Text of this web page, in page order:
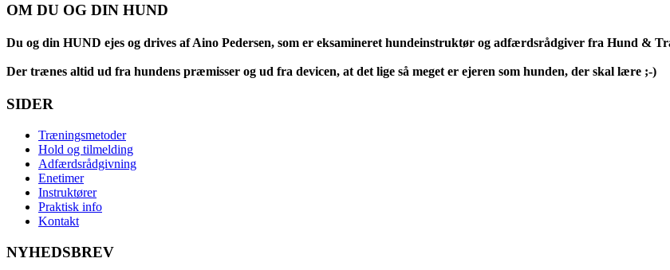
OM DU OG DIN HUND
Du og din HUND ejes og drives af Aino Pedersen, som er eksamineret hundeinstruktør og adfærdsrådgiver fra Hund &
Der trænes altid ud fra hundens præmisser og ud fra devicen, at det lige så meget er ejeren som hunden, der skal lære ;-)
SIDER
Træningsmetoder
Hold og tilmelding
Adfærdsrådgivning
Enetimer
Instruktører
Praktisk info
Kontakt
NYHEDSBREV